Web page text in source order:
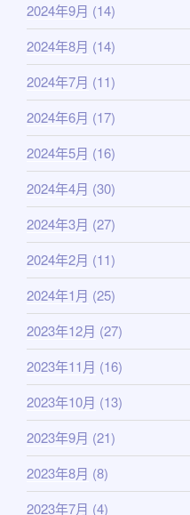
2024年9月 (14)
2024年8月 (14)
2024年7月 (11)
2024年6月 (17)
2024年5月 (16)
2024年4月 (30)
2024年3月 (27)
2024年2月 (11)
2024年1月 (25)
2023年12月 (27)
2023年11月 (16)
2023年10月 (13)
2023年9月 (21)
2023年8月 (8)
2023年7月 (4)